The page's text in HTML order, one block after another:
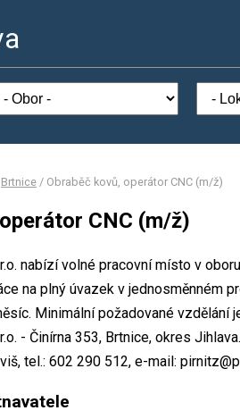
Brtnice / Obraběč kovů, operátor CNC (m/ž)
CNC (m/ž)
nabízí volné pracovní místo v
na plný úvazek v jednosměnném
Minimální požadované vzdělání
- Činírna 353, Brtnice, okres
tel.: 602 290 512, e-mail: